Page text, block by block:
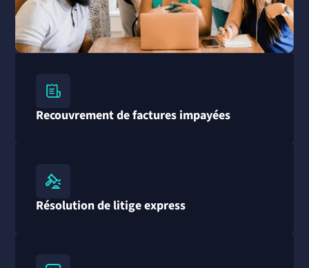
Recouvrement de factures impayées
Résolution de litige express